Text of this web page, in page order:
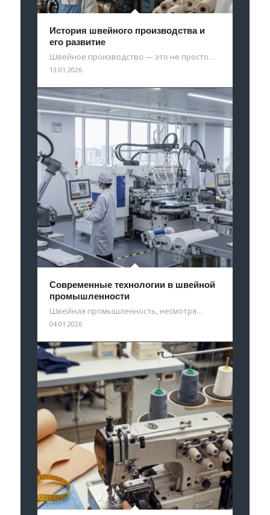
История швейного производства и
его развитие
Швейное производство — это не просто…
13.01.2026
Современные технологии в швейной
промышленности
Швейная промышленность, несмотря…
04.01.2026